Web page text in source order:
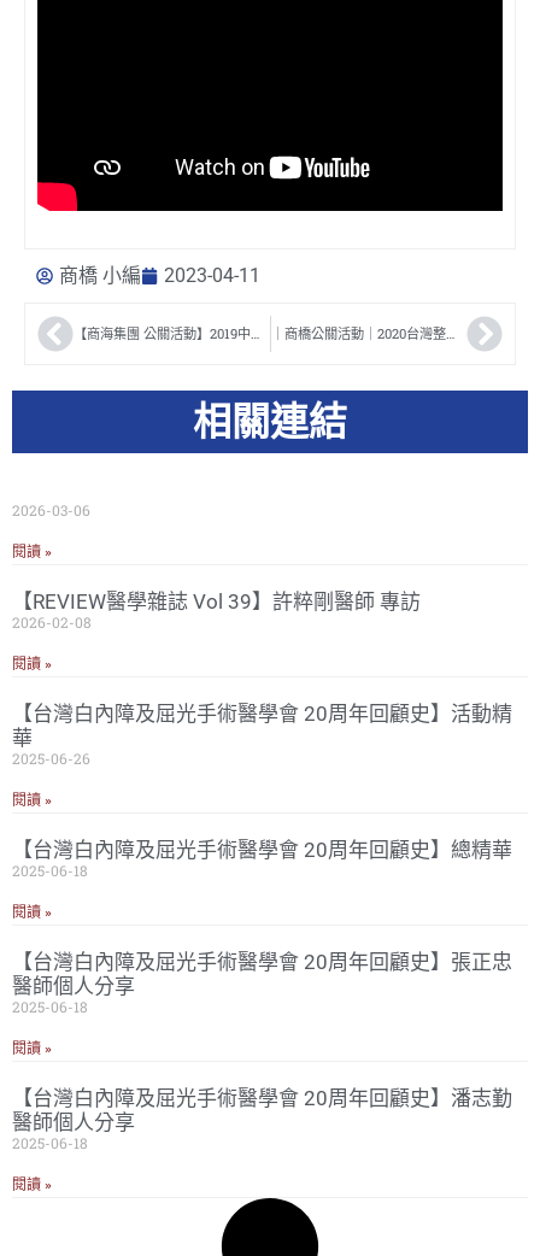
商橋 小編 2023-04-11
【商海集團 公關活動】2019中華民國第60屆眼科醫學年會 ｜商橋公關活動｜2020台灣整形外科醫學會晚宴
相關連結
2026-03-06
閱讀 »
【REVIEW醫學雜誌 Vol 39】許粹剛醫師 專訪
2026-02-08
閱讀 »
【台灣白內障及屈光手術醫學會 20周年回顧史】活動精
華
2025-06-26
閱讀 »
【台灣白內障及屈光手術醫學會 20周年回顧史】總精華
2025-06-18
閱讀 »
【台灣白內障及屈光手術醫學會 20周年回顧史】張正忠
醫師個人分享
2025-06-18
閱讀 »
【台灣白內障及屈光手術醫學會 20周年回顧史】潘志勤
醫師個人分享
2025-06-18
閱讀 »